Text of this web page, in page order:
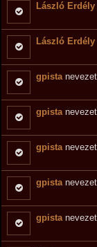
László Erdély
László Erdély
gpista
gpista
gpista
gpista
gpista